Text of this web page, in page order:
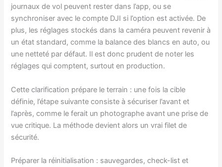
journaux de vol peuvent rester dans l’app, ou se
synchroniser avec le compte DJI si l’option est activée. De
plus, les réglages stockés dans la caméra peuvent revenir à
un état standard, comme la balance des blancs en auto, ou
une netteté par défaut. Il est donc prudent de noter les
réglages qui comptent, surtout en production.
Cette clarification prépare le terrain : une fois la cible
définie, l’étape suivante consiste à sécuriser l’avant et
l’après, comme le ferait un photographe avant une prise de
vue critique. La méthode devient alors un vrai filet de
sécurité.
Préparer la réinitialisation : sauvegardes, check-list et